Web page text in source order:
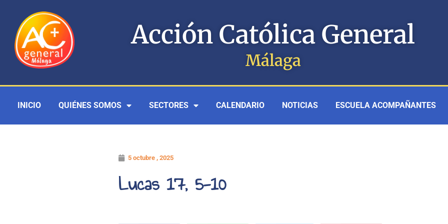
contenido
Acción Católica General
Málaga
INICIO QUIÉNES SOMOS SECTORES CALENDARIO NOTICIAS ESCUELA ACOMPAÑANTES
5 octubre , 2025
Lucas 17, 5-10